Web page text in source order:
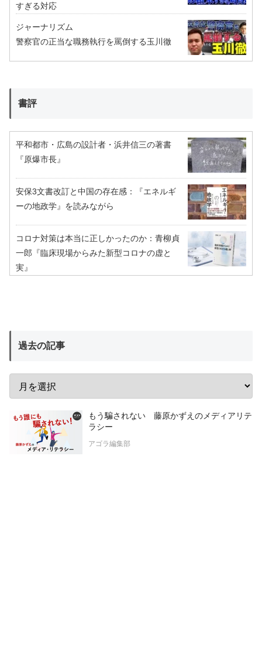
すぎる対応
ジャーナリズム
警察官の正当な職務執行を罵倒する玉川徹
書評
平和都市・広島の設計者・浜井信三の著書
『原爆市長』
安保3文書改訂と中国の存在感：『エネルギ
ーの地政学』を読みながら
コロナ対策は本当に正しかったのか：青柳貞
一郎『臨床現場からみた新型コロナの虚と
実』
過去の記事
もう騙されない 藤原かずえのメディアリテ
ラシー
アゴラ編集部